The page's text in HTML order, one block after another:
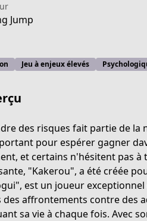
413a-a451-d69a448d0c28
Jump
Jeu à enjeux élevés
des risques fait partie de la
pour espérer gagner
et certains n'hésitent pas
"Kakerou", a été créée
est un joueur
des affrontements contre des
sa vie à chaque fois. Avec